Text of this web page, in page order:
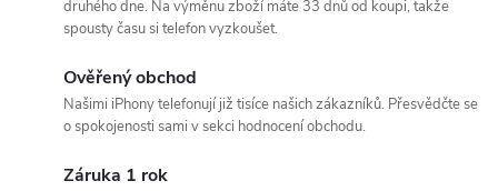
druhého dne. Na výměnu zboží máte 33 dnů od koupi, takže
spousty času si telefon vyzkoušet.
Ověřený obchod
Našimi iPhony telefonují již tisíce našich zákazníků. Přesvědčte se
o spokojenosti sami v sekci hodnocení obchodu.
Záruka 1 rok